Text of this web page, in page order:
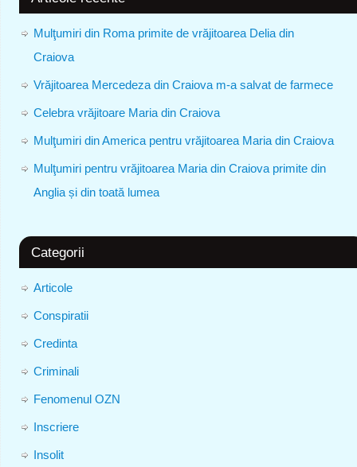
Mulţumiri din Roma primite de vrăjitoarea Delia din
Craiova
Vrăjitoarea Mercedeza din Craiova m-a salvat de farmece
Celebra vrăjitoare Maria din Craiova
Mulţumiri din America pentru vrăjitoarea Maria din Craiova
Mulţumiri pentru vrăjitoarea Maria din Craiova primite din
Anglia și din toată lumea
Categorii
Articole
Conspiratii
Credinta
Criminali
Fenomenul OZN
Inscriere
Insolit